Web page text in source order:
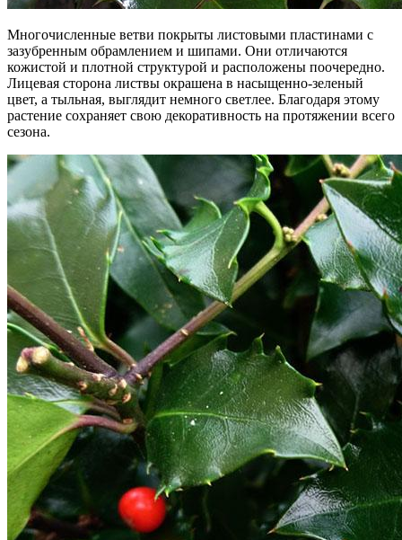
Многочисленные ветви покрыты листовыми пластинами с
зазубренным обрамлением и шипами. Они отличаются
кожистой и плотной структурой и расположены поочередно.
Лицевая сторона листвы окрашена в насыщенно-зеленый
цвет, а тыльная, выглядит немного светлее. Благодаря этому
растение сохраняет свою декоративность на протяжении всего
сезона.